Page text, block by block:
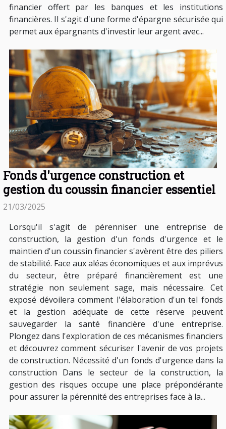
financier offert par les banques et les institutions
financières. Il s'agit d'une forme d'épargne sécurisée qui
permet aux épargnants d'investir leur argent avec...
Fonds d'urgence construction et
gestion du coussin financier essentiel
21/03/2025
Lorsqu'il s'agit de pérenniser une entreprise de
construction, la gestion d'un fonds d'urgence et le
maintien d'un coussin financier s'avèrent être des piliers
de stabilité. Face aux aléas économiques et aux imprévus
du secteur, être préparé financièrement est une
stratégie non seulement sage, mais nécessaire. Cet
exposé dévoilera comment l'élaboration d'un tel fonds
et la gestion adéquate de cette réserve peuvent
sauvegarder la santé financière d'une entreprise.
Plongez dans l'exploration de ces mécanismes financiers
et découvrez comment sécuriser l'avenir de vos projets
de construction. Nécessité d'un fonds d'urgence dans la
construction Dans le secteur de la construction, la
gestion des risques occupe une place prépondérante
pour assurer la pérennité des entreprises face à la...